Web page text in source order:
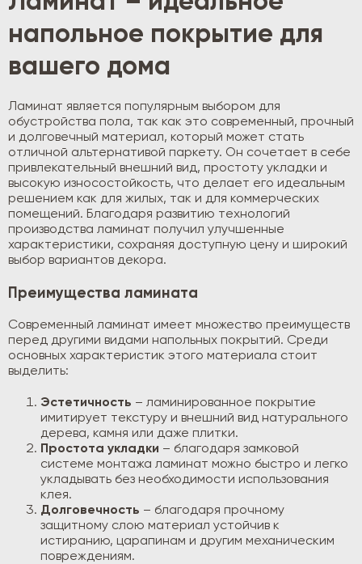
напольное покрытие для
вашего дома
Ламинат является популярным выбором для
обустройства пола, так как это современный, прочный
и долговечный материал, который может стать
отличной альтернативой паркету. Он сочетает в себе
привлекательный внешний вид, простоту укладки и
высокую износостойкость, что делает его идеальным
решением как для жилых, так и для коммерческих
помещений. Благодаря развитию технологий
производства ламинат получил улучшенные
характеристики, сохраняя доступную цену и широкий
выбор вариантов декора.
Преимущества ламината
Современный ламинат имеет множество преимуществ
перед другими видами напольных покрытий. Среди
основных характеристик этого материала стоит
выделить:
Эстетичность – ламинированное покрытие
имитирует текстуру и внешний вид натурального
дерева, камня или даже плитки.
Простота укладки – благодаря замковой
системе монтажа ламинат можно быстро и легко
укладывать без необходимости использования
клея.
Долговечность – благодаря прочному
защитному слою материал устойчив к
истиранию, царапинам и другим механическим
повреждениям.